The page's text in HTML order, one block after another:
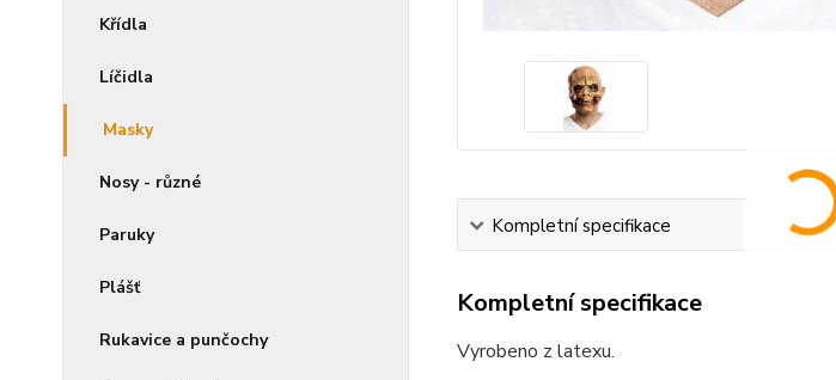
Křídla
Líčidla
Masky
Nosy - různé
Paruky
Plášť
Rukavice a punčochy
Kompletní specifikace
Kompletní specifikace
Vyrobeno z latexu.